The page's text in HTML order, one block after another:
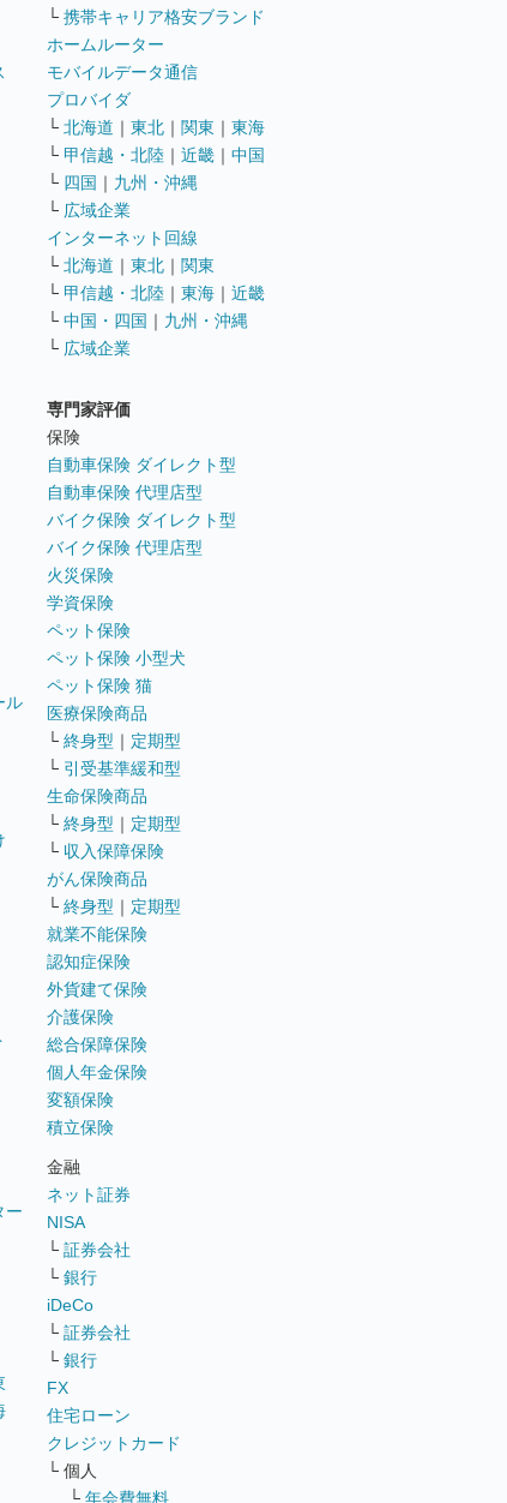
ル
ー
└ 携帯キャリア格安ブランド
ホームルーター
モバイルデータ通信
プロバイダ
└ 北海道 ｜ 東北 ｜ 関東 ｜ 東海
└ 甲信越・北陸 ｜ 近畿 ｜ 中国
└ 四国 ｜ 九州・沖縄
└ 広域企業
インターネット回線
└ 北海道 ｜ 東北 ｜ 関東
└ 甲信越・北陸 ｜ 東海 ｜ 近畿
└ 中国・四国 ｜ 九州・沖縄
└ 広域企業
専門家評価
保険
自動車保険 ダイレクト型
自動車保険 代理店型
バイク保険 ダイレクト型
バイク保険 代理店型
火災保険
学資保険
ペット保険
ペット保険 小型犬
ペット保険 猫
医療保険商品
└ 終身型 ｜ 定期型
└ 引受基準緩和型
生命保険商品
└ 終身型 ｜ 定期型
└ 収入保障保険
がん保険商品
└ 終身型 ｜ 定期型
就業不能保険
認知症保険
外貨建て保険
介護保険
総合保障保険
個人年金保険
変額保険
積立保険
金融
ネット証券
NISA
└ 証券会社
└ 銀行
iDeCo
└ 証券会社
└ 銀行
FX
住宅ローン
クレジットカード
└ 個人
└ 年会費無料